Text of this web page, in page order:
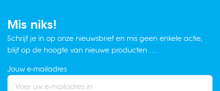
Mis niks!
Schrijf je in op onze nieuwsbrief en mis geen enkele actie,
blijf op de hoogte van nieuwe producten ….
Jouw e-mailadres